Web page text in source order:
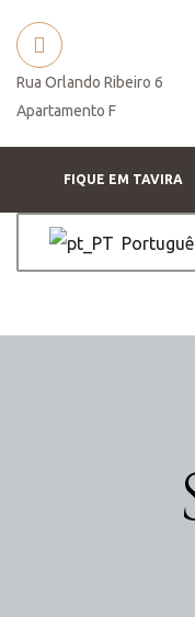
Rua Orlando Ribeiro 6
Apartamento F
FIQUE EM TAVIRA